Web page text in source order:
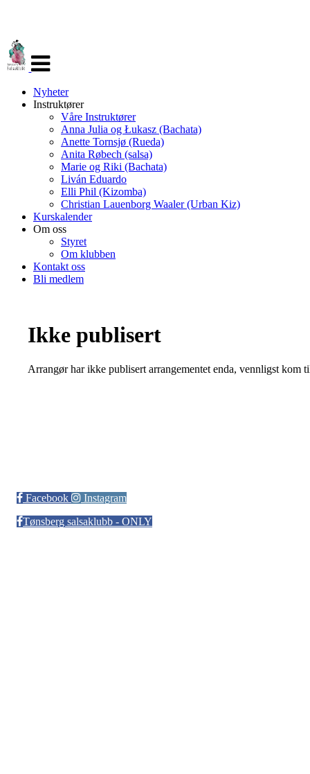
navigasjon
Nyheter
Instruktører
Våre Instruktører
Anna Julia og Łukasz (Bachata)
Anette Tornsjø (Rueda)
Anita Røbech (salsa)
Marie og Riki (Bachata)
Liván Eduardo
Elli Phil (Kizomba)
Christian Lauenborg Waaler (Urban Kiz)
Kurskalender
Om oss
Styret
Om klubben
Kontakt oss
Bli medlem
Ikke publisert
Arrangør har ikke publisert arrangementet enda, vennligst kom
Facebook
Instagram
Tønsberg salsaklubb - ONLY